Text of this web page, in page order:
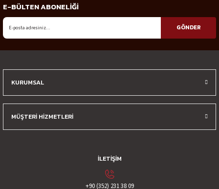
Ürün bilgilerinde hatalar bulunuyor.
E-BÜLTEN ABONELİĞİ
GÖNDER
KURUMSAL
MÜŞTERİ HİZMETLERİ
İLETİŞİM
+90 (352) 231 38 09